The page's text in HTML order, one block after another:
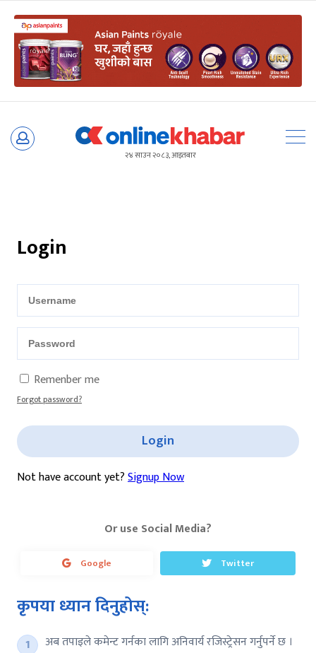
Skip
२४ साउन २०८३, आइतबार
Login
Remenber me
Forgot password?
Login
Not have account yet?Signup Now
Or use Social Media?
Google Twitter
कृपया ध्यान दिनुहोस्:
अब तपाइले कमेन्ट गर्नका लागि अनिवार्य रजिस्ट्रेसन गर्नुपर्ने छ ।